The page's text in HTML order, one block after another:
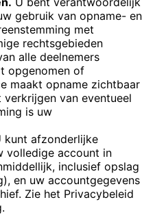
gebruik van opname- en
met
rechtsgebieden
alle deelnemers
opgenomen of
maakt opname zichtbaar
van eventueel
is uw
kunt afzonderlijke
volledige account in
inclusief opslag
en uw accountgegevens
Zie het Privacybeleid